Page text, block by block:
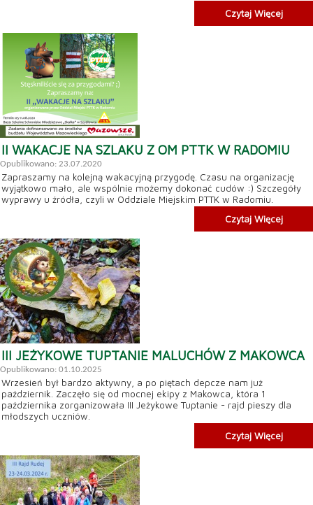
Czytaj Więcej
II WAKACJE NA SZLAKU Z OM PTTK W RADOMIU
Opublikowano: 23.07.2020
Zapraszamy na kolejną wakacyjną przygodę. Czasu na organizację
wyjątkowo mało, ale wspólnie możemy dokonać cudów :) Szczegóły
wyprawy u źródła, czyli w Oddziale Miejskim PTTK w Radomiu.
Czytaj Więcej
III JEŻYKOWE TUPTANIE MALUCHÓW Z MAKOWCA
Opublikowano: 01.10.2025
Wrzesień był bardzo aktywny, a po piętach depcze nam już
październik. Zaczęło się od mocnej ekipy z Makowca, która 1
października zorganizowała III Jeżykowe Tuptanie - rajd pieszy dla
młodszych uczniów.
Czytaj Więcej